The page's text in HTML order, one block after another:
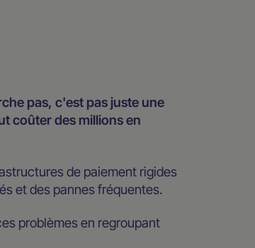
pas, c'est pas juste une
coûter des millions en
de paiement rigides
et des pannes fréquentes.
problèmes en regroupant